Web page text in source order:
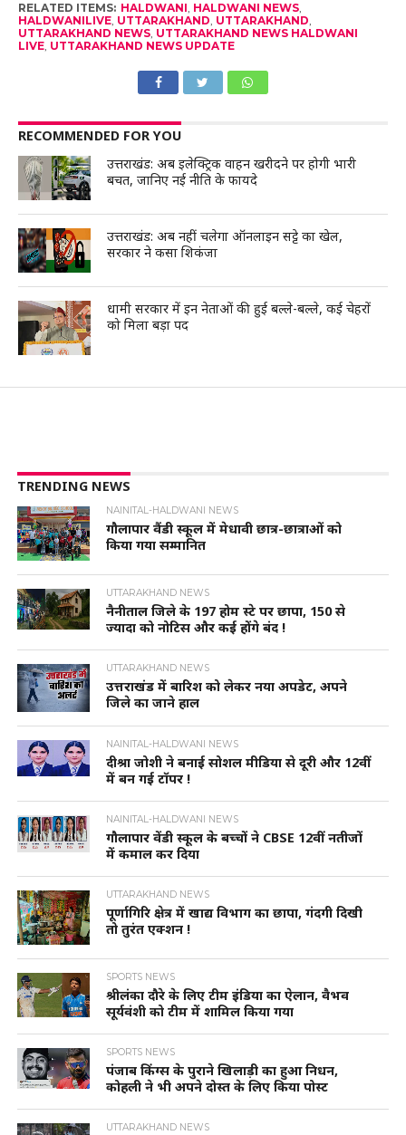
RELATED ITEMS: HALDWANI, HALDWANI NEWS,
HALDWANILIVE, UTTARAKHAND, UTTARAKHAND,
UTTARAKHAND NEWS, UTTARAKHAND NEWS HALDWANI
LIVE, UTTARAKHAND NEWS UPDATE
RECOMMENDED FOR YOU
उत्तराखंड: अब इलेक्ट्रिक वाहन खरीदने पर होगी भारी
बचत, जानिए नई नीति के फायदे
उत्तराखंड: अब नहीं चलेगा ऑनलाइन सट्टे का खेल,
सरकार ने कसा शिकंजा
धामी सरकार में इन नेताओं की हुई बल्ले-बल्ले, कई चेहरों
को मिला बड़ा पद
TRENDING NEWS
NAINITAL-HALDWANI NEWS
गौलापार वैंडी स्कूल में मेधावी छात्र-छात्राओं को
किया गया सम्मानित
UTTARAKHAND NEWS
नैनीताल जिले के 197 होम स्टे पर छापा, 150 से
ज्यादा को नोटिस और कई होंगे बंद !
UTTARAKHAND NEWS
उत्तराखंड में बारिश को लेकर नया अपडेट, अपने
जिले का जाने हाल
NAINITAL-HALDWANI NEWS
दीश्रा जोशी ने बनाई सोशल मीडिया से दूरी और 12वीं
में बन गई टॉपर !
NAINITAL-HALDWANI NEWS
गौलापार वेंडी स्कूल के बच्चों ने CBSE 12वीं नतीजों
में कमाल कर दिया
UTTARAKHAND NEWS
पूर्णागिरि क्षेत्र में खाद्य विभाग का छापा, गंदगी दिखी
तो तुरंत एक्शन !
SPORTS NEWS
श्रीलंका दौरे के लिए टीम इंडिया का ऐलान, वैभव
सूर्यवंशी को टीम में शामिल किया गया
SPORTS NEWS
पंजाब किंग्स के पुराने खिलाड़ी का हुआ निधन,
कोहली ने भी अपने दोस्त के लिए किया पोस्ट
UTTARAKHAND NEWS